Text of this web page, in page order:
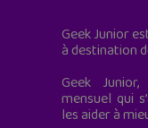
Geek Junior
à destination
Geek
mensuel qui
les aider à